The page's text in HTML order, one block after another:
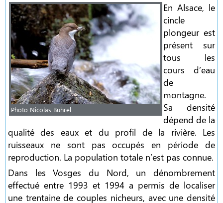
Photo Nicolas Buhrel
En Alsace, le
cincle
plongeur est
présent sur
tous les
cours d’eau
de
montagne.
Sa densité
dépend de la
qualité des eaux et du profil de la rivière. Les
ruisseaux ne sont pas occupés en période de
reproduction. La population totale n’est pas connue.
Dans les Vosges du Nord, un dénombrement
effectué entre 1993 et 1994 a permis de localiser
une trentaine de couples nicheurs, avec une densité